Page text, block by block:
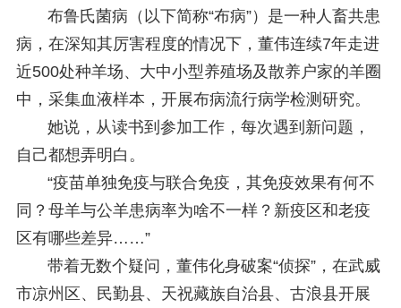
布鲁氏菌病（以下简称“布病”）是一种人畜共患
病，在深知其厉害程度的情况下，董伟连续7年走进
近500处种羊场、大中小型养殖场及散养户家的羊圈
中，采集血液样本，开展布病流行病学检测研究。
她说，从读书到参加工作，每次遇到新问题，
自己都想弄明白。
“疫苗单独免疫与联合免疫，其免疫效果有何不
同？母羊与公羊患病率为啥不一样？新疫区和老疫
区有哪些差异……”
带着无数个疑问，董伟化身破案“侦探”，在武威
市凉州区、民勤县、天祝藏族自治县、古浪县开展